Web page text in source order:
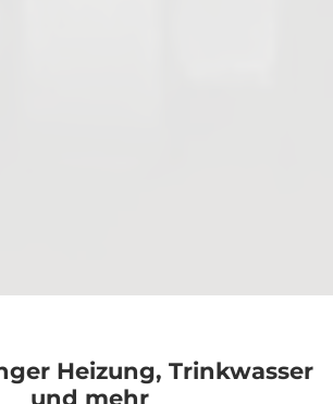
Alle Produkte
Heizung, Trinkwasser
und mehr